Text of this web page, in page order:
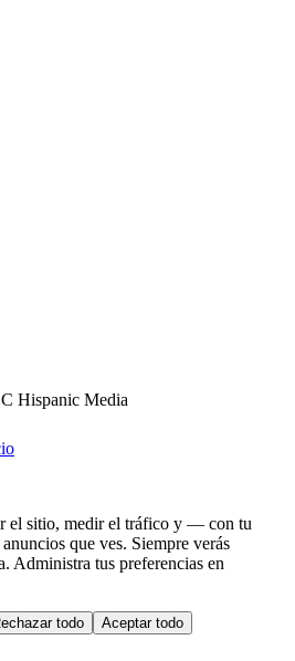
Hispanic Media
el sitio, medir el tráfico y — con tu
que ves. Siempre verás
Administra tus preferencias en
todo Aceptar todo